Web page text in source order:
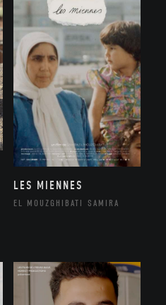
LES MIENNES
EL MOUZGHIBATI SAMIRA